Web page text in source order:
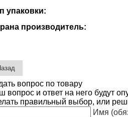
упаковки:
производитель:
вопрос по товару
вопрос и ответ на него будут
правильный выбор, или
Имя